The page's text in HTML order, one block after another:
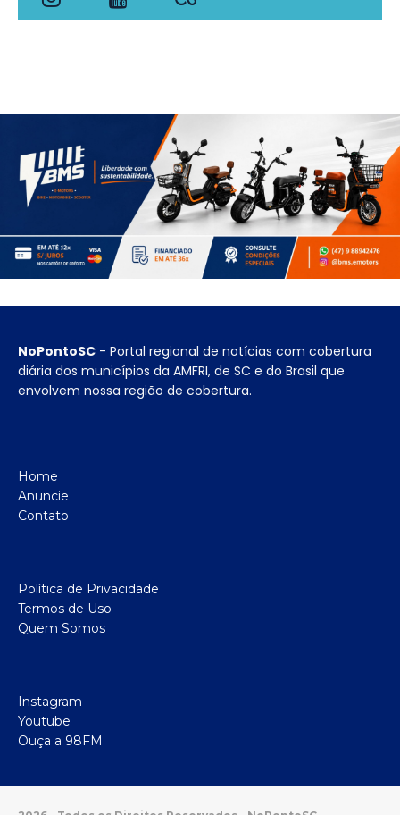
NoPontoSC - Portal regional de notícias com cobertura
diária dos municípios da AMFRI, de SC e do Brasil que
envolvem nossa região de cobertura.
Home
Anuncie
Contato
Política de Privacidade
Termos de Uso
Quem Somos
Instagram
Youtube
Ouça a 98FM